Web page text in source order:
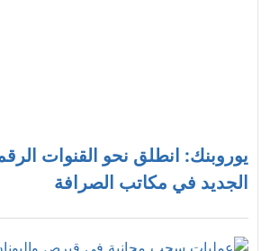
يوروبنك: انطلق نحو القنوات
الجديد في مكاتب الصرافة